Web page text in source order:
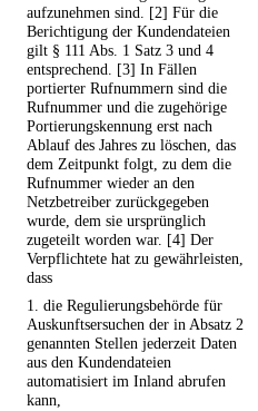
aufzunehmen sind. [2] Für die
Berichtigung der Kundendateien
gilt § 111 Abs. 1 Satz 3 und 4
entsprechend. [3] In Fällen
portierter Rufnummern sind die
Rufnummer und die zugehörige
Portierungskennung erst nach
Ablauf des Jahres zu löschen, das
dem Zeitpunkt folgt, zu dem die
Rufnummer wieder an den
Netzbetreiber zurückgegeben
wurde, dem sie ursprünglich
zugeteilt worden war. [4] Der
Verpflichtete hat zu gewährleisten,
dass
1. die Regulierungsbehörde für
Auskunftsersuchen der in Absatz 2
genannten Stellen jederzeit Daten
aus den Kundendateien
automatisiert im Inland abrufen
kann,